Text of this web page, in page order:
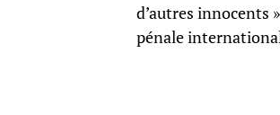
d’autres innocents
pénale